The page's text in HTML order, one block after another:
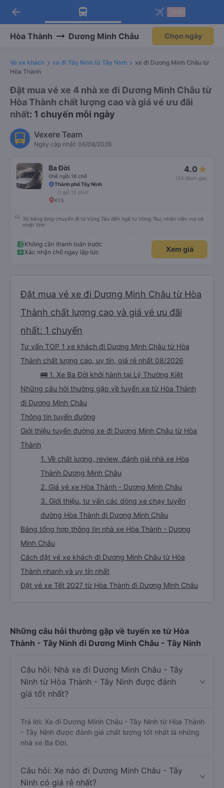
Tải app Vexere ngay!
Nhận ưu đãi thành viên độc
Mở app
Tải app Vexere
-30k/ghế khi đặt vé máy bay qua
Mở app
arrow_back
Hòa Thành Dương Minh Châu Chọn ngày
Vé xe khách xe đi Tây Ninh từ Tây Ninh
xe đi Dương Minh Châu từ
Hòa Thành
Đặt mua vé xe 4 nhà xe đi Dương Minh Châu từ
Hòa Thành chất lượng cao và giá vé ưu đãi
nhất: 1 chuyến mỗi ngày
Vexere Team
Ngày cập nhật: 06/08/2026
Ba Đời
Ghế ngồi 16 chỗ
4.0
(34 đánh giá)
Thành phố Tây Ninh
0 giờ 15 phút
K13
Tôi bằng lòng chuyến đi từ Vũng Tàu đến ngã tư Vũng Tàu, nhân viên vui vẻ
nhiệt tình
Không cần thanh toán trước
Xác nhận chỗ ngay lập tức
Xem giá
Đặt mua vé xe đi Dương Minh Châu từ Hòa
Thành chất lượng cao và giá vé ưu đãi
nhất: 1 chuyến
Tư vấn TOP 1 xe khách đi Dương Minh Châu từ Hòa
Thành chất lượng cao, uy tín, giá rẻ nhất 08/2026
🚌 1. Xe Ba Đời khởi hành tại Lý Thường Kiệt
Những câu hỏi thường gặp về tuyến xe từ Hòa Thành
đi Dương Minh Châu
Thông tin tuyến đường
Giới thiệu tuyến đường xe đi Dương Minh Châu từ Hòa
Thành
1. Về chất lượng, review, đánh giá nhà xe Hòa
Thành Dương Minh Châu
2. Giá vé xe Hòa Thành - Dương Minh Châu
3. Giới thiệu, tư vấn các dòng xe chạy tuyến
đường Hòa Thành đi Dương Minh Châu
Bảng tổng hợp thông tin nhà xe Hòa Thành - Dương
Minh Châu
Cách đặt vé xe khách đi Dương Minh Châu từ Hòa
Thành nhanh và uy tín nhất
Đặt vé xe Tết 2027 từ Hòa Thành đi Dương Minh Châu
Những câu hỏi thường gặp về tuyến xe từ Hòa
Thành - Tây Ninh đi Dương Minh Châu - Tây Ninh
Câu hỏi: Nhà xe đi Dương Minh Châu - Tây
Ninh từ Hòa Thành - Tây Ninh được đánh
giá tốt nhất?
Trả lời: Xe đi Dương Minh Châu - Tây Ninh từ Hòa Thành
- Tây Ninh được đánh giá chất lượng tốt nhất là những
nhà xe Ba Đời.
Câu hỏi: Xe nào đi Dương Minh Châu - Tây
Ninh có giá rẻ nhất?